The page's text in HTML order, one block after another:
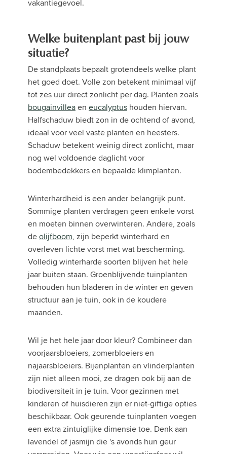
vakantiegevoel.
Welke buitenplant past bij jouw
situatie?
De standplaats bepaalt grotendeels welke plant
het goed doet. Volle zon betekent minimaal vijf
tot zes uur direct zonlicht per dag. Planten zoals
bougainvilleaen eucalyptus houden hiervan.
Halfschaduw biedt zon in de ochtend of avond,
ideaal voor veel vaste planten en heesters.
Schaduw betekent weinig direct zonlicht, maar
nog wel voldoende daglicht voor
bodembedekkers en bepaalde klimplanten.
Winterhardheid is een ander belangrijk punt.
Sommige planten verdragen geen enkele vorst
en moeten binnen overwinteren. Andere, zoals
deolijfboom, zijn beperkt winterhard en
overleven lichte vorst met wat bescherming.
Volledig winterharde soorten blijven het hele
jaar buiten staan. Groenblijvende tuinplanten
behouden hun bladeren in de winter en geven
structuur aan je tuin, ook in de koudere
maanden.
Wil je het hele jaar door kleur? Combineer dan
voorjaarsbloeiers, zomerbloeiers en
najaarsbloeiers. Bijenplanten en vlinderplanten
zijn niet alleen mooi, ze dragen ook bij aan de
biodiversiteit in je tuin. Voor gezinnen met
kinderen of huisdieren zijn er niet-giftige opties
beschikbaar. Ook geurende tuinplanten voegen
een extra zintuiglijke dimensie toe. Denk aan
lavendel of jasmijn die 's avonds hun geur